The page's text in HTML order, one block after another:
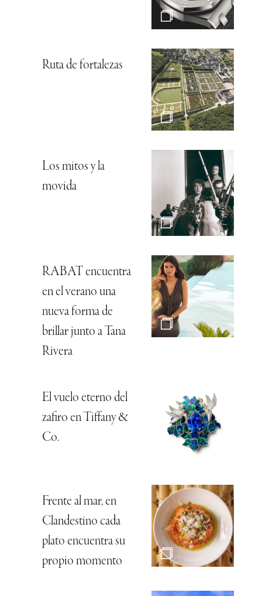
Ruta de fortalezas
Los mitos y la
movida
RABAT encuentra
en el verano una
nueva forma de
brillar junto a Tana
Rivera
El vuelo eterno del
zafiro en Tiffany &
Co.
Frente al mar, en
Clandestino cada
plato encuentra su
propio momento